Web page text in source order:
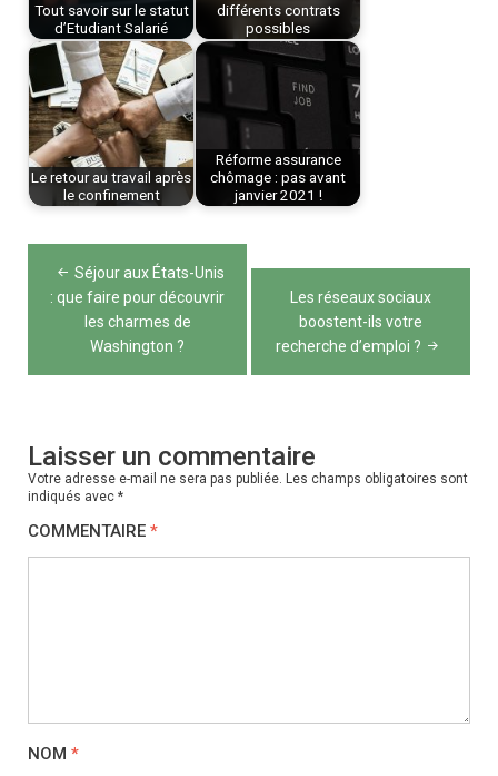
Tout savoir sur le statut
d’Etudiant Salarié
différents contrats
possibles
Le retour au travail après
le confinement
Réforme assurance
chômage : pas avant
janvier 2021 !
Navigation
de
l’article
Séjour aux États-Unis
: que faire pour découvrir
les charmes de
Washington ?
Les réseaux sociaux
boostent-ils votre
recherche d’emploi ?
Laisser un commentaire
Votre adresse e-mail ne sera pas publiée. Les champs obligatoires sont
indiqués avec *
COMMENTAIRE *
NOM *